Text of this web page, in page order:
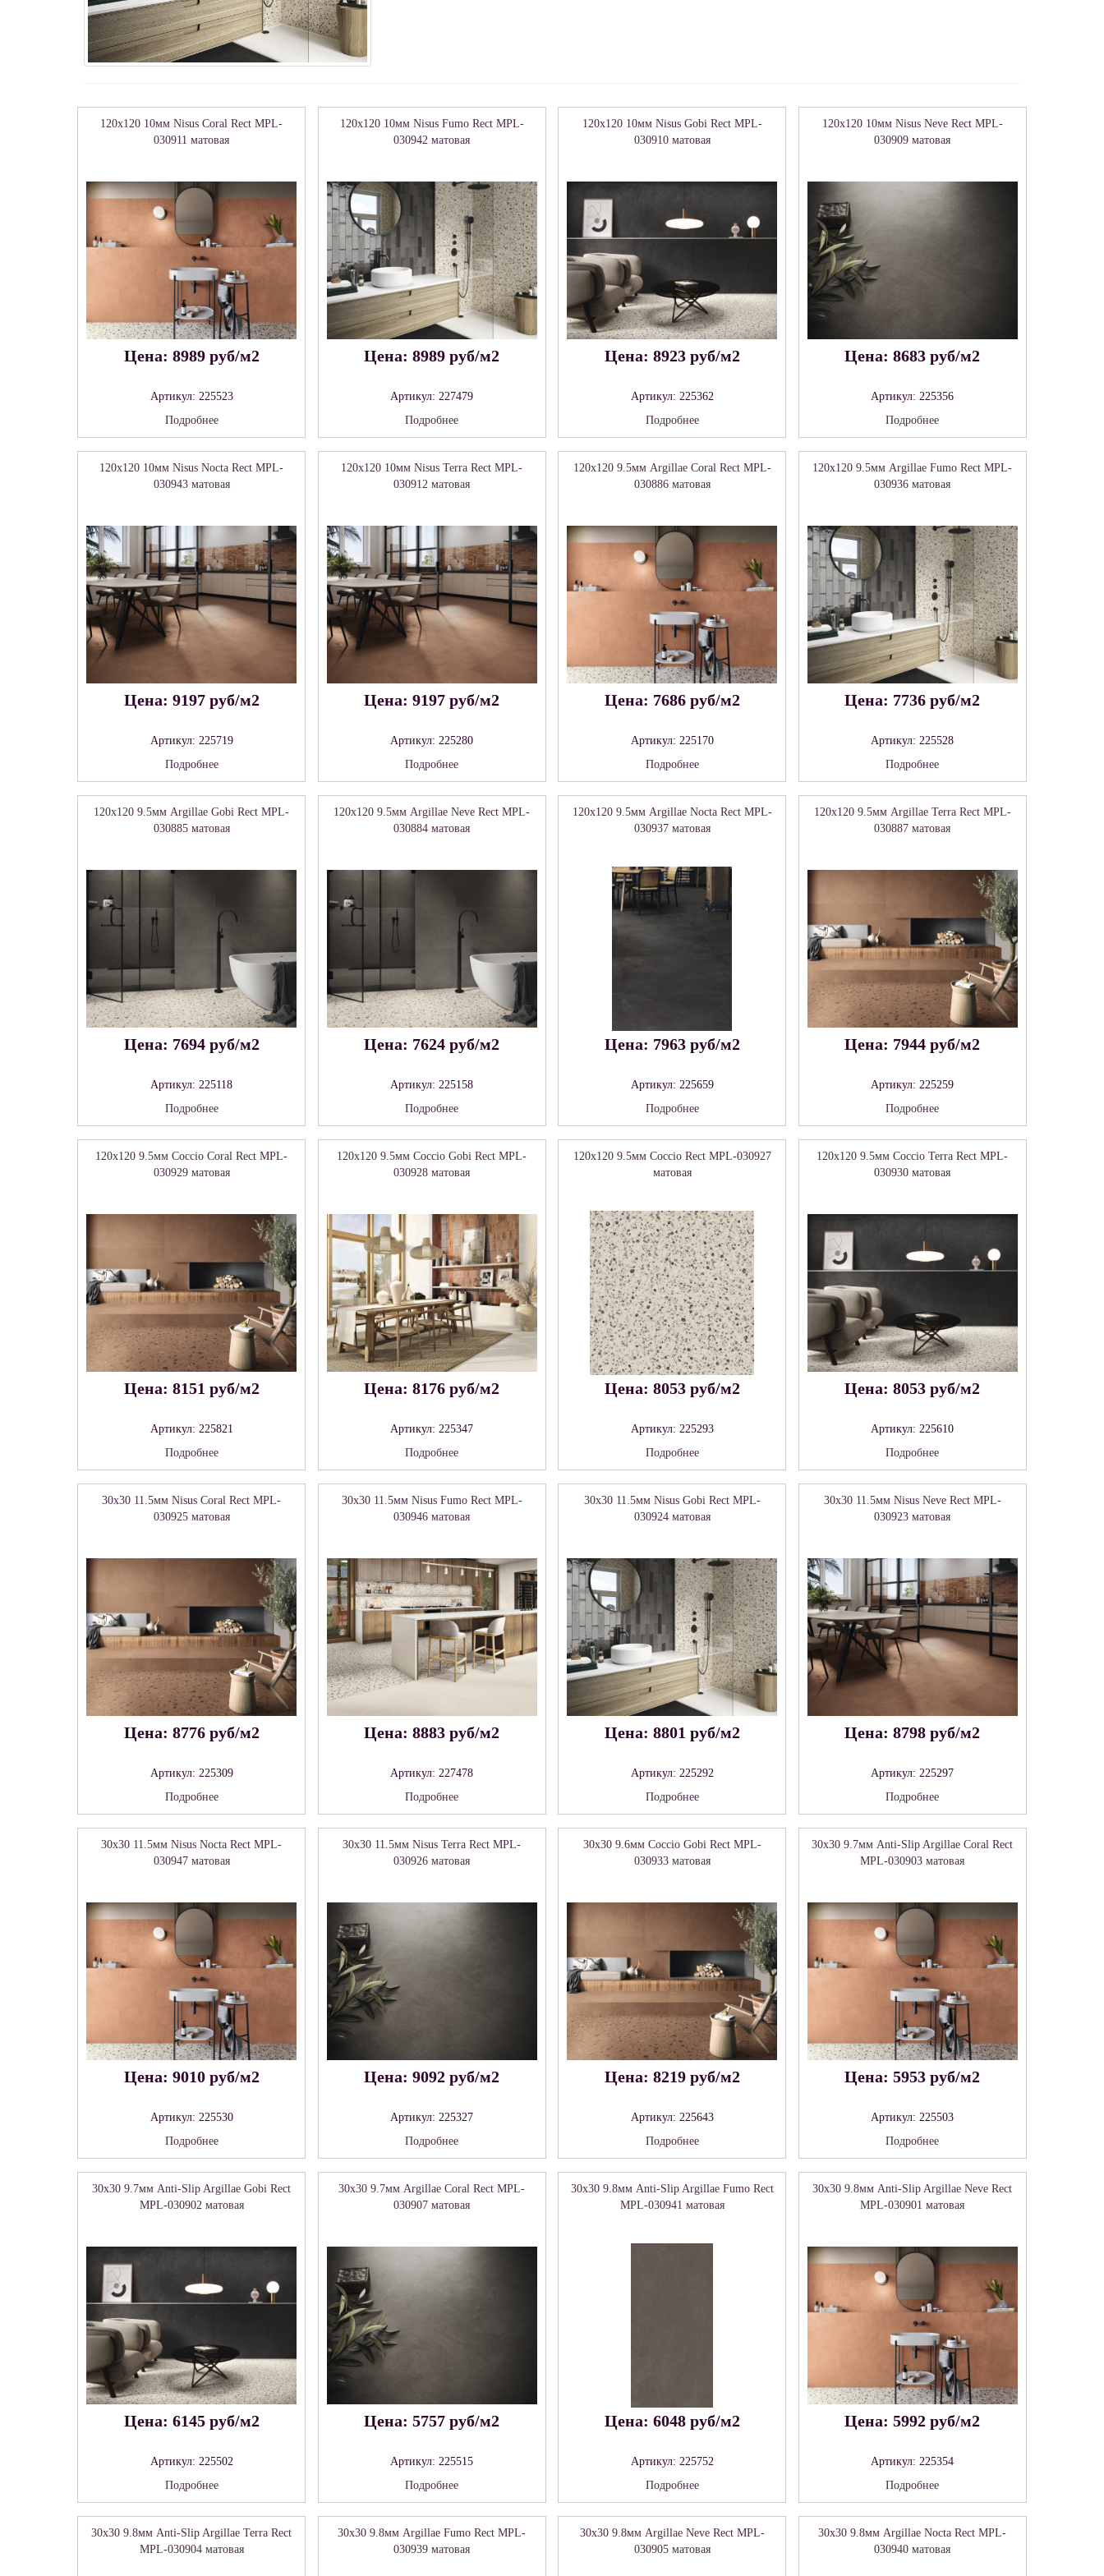
120x120 10мм Nisus Coral Rect MPL-
030911 матовая
Цена: 8989 руб/м2
Артикул: 225523
Подробнее
120x120 10мм Nisus Fumo Rect MPL-
030942 матовая
Цена: 8989 руб/м2
Артикул: 227479
Подробнее
120x120 10мм Nisus Gobi Rect MPL-
030910 матовая
Цена: 8923 руб/м2
Артикул: 225362
Подробнее
120x120 10мм Nisus Neve Rect MPL-
030909 матовая
Цена: 8683 руб/м2
Артикул: 225356
Подробнее
120x120 10мм Nisus Nocta Rect MPL-
030943 матовая
Цена: 9197 руб/м2
Артикул: 225719
Подробнее
120x120 10мм Nisus Terra Rect MPL-
030912 матовая
Цена: 9197 руб/м2
Артикул: 225280
Подробнее
120x120 9.5мм Argillae Coral Rect MPL-
030886 матовая
Цена: 7686 руб/м2
Артикул: 225170
Подробнее
120x120 9.5мм Argillae Fumo Rect MPL-
030936 матовая
Цена: 7736 руб/м2
Артикул: 225528
Подробнее
120x120 9.5мм Argillae Gobi Rect MPL-
030885 матовая
Цена: 7694 руб/м2
Артикул: 225118
Подробнее
120x120 9.5мм Argillae Neve Rect MPL-
030884 матовая
Цена: 7624 руб/м2
Артикул: 225158
Подробнее
120x120 9.5мм Argillae Nocta Rect MPL-
030937 матовая
Цена: 7963 руб/м2
Артикул: 225659
Подробнее
120x120 9.5мм Argillae Terra Rect MPL-
030887 матовая
Цена: 7944 руб/м2
Артикул: 225259
Подробнее
120x120 9.5мм Coccio Coral Rect MPL-
030929 матовая
Цена: 8151 руб/м2
Артикул: 225821
Подробнее
120x120 9.5мм Coccio Gobi Rect MPL-
030928 матовая
Цена: 8176 руб/м2
Артикул: 225347
Подробнее
120x120 9.5мм Coccio Rect MPL-030927
матовая
Цена: 8053 руб/м2
Артикул: 225293
Подробнее
120x120 9.5мм Coccio Terra Rect MPL-
030930 матовая
Цена: 8053 руб/м2
Артикул: 225610
Подробнее
30x30 11.5мм Nisus Coral Rect MPL-
030925 матовая
Цена: 8776 руб/м2
Артикул: 225309
Подробнее
30x30 11.5мм Nisus Fumo Rect MPL-
030946 матовая
Цена: 8883 руб/м2
Артикул: 227478
Подробнее
30x30 11.5мм Nisus Gobi Rect MPL-
030924 матовая
Цена: 8801 руб/м2
Артикул: 225292
Подробнее
30x30 11.5мм Nisus Neve Rect MPL-
030923 матовая
Цена: 8798 руб/м2
Артикул: 225297
Подробнее
30x30 11.5мм Nisus Nocta Rect MPL-
030947 матовая
Цена: 9010 руб/м2
Артикул: 225530
Подробнее
30x30 11.5мм Nisus Terra Rect MPL-
030926 матовая
Цена: 9092 руб/м2
Артикул: 225327
Подробнее
30x30 9.6мм Coccio Gobi Rect MPL-
030933 матовая
Цена: 8219 руб/м2
Артикул: 225643
Подробнее
30x30 9.7мм Anti-Slip Argillae Coral Rect
MPL-030903 матовая
Цена: 5953 руб/м2
Артикул: 225503
Подробнее
30x30 9.7мм Anti-Slip Argillae Gobi Rect
MPL-030902 матовая
Цена: 6145 руб/м2
Артикул: 225502
Подробнее
30x30 9.7мм Argillae Coral Rect MPL-
030907 матовая
Цена: 5757 руб/м2
Артикул: 225515
Подробнее
30x30 9.8мм Anti-Slip Argillae Fumo Rect
MPL-030941 матовая
Цена: 6048 руб/м2
Артикул: 225752
Подробнее
30x30 9.8мм Anti-Slip Argillae Neve Rect
MPL-030901 матовая
Цена: 5992 руб/м2
Артикул: 225354
Подробнее
30x30 9.8мм Anti-Slip Argillae Terra Rect
MPL-030904 матовая
30x30 9.8мм Argillae Fumo Rect MPL-
030939 матовая
30x30 9.8мм Argillae Neve Rect MPL-
030905 матовая
30x30 9.8мм Argillae Nocta Rect MPL-
030940 матовая